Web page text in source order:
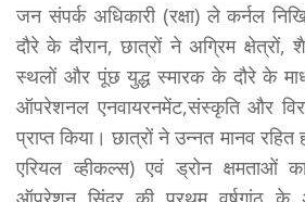
जन संपर्क अधिकारी (रक्षा) ले कर्नल
दौरे के दौरान, छात्रों ने अग्रिम क्षेत्रों,
स्थलों और पूंछ युद्ध स्मारक के दौरे के
ऑपरेशनल एनवायरनमेंट,संस्कृति और
प्राप्त किया। छात्रों ने उन्नत मानव
एरियल व्हीकल्स) एवं ड्रोन क्षमताओं